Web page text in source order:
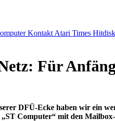
Kontakt Atari Times Hitdisk
Für
DFÜ-Ecke haben wir ein
Computer“ mit den